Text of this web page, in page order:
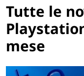
Tutte le
mese